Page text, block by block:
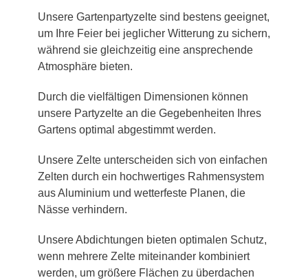
Unsere Gartenpartyzelte sind bestens geeignet,
um Ihre Feier bei jeglicher Witterung zu sichern,
während sie gleichzeitig eine ansprechende
Atmosphäre bieten.
Durch die vielfältigen Dimensionen können
unsere Partyzelte an die Gegebenheiten Ihres
Gartens optimal abgestimmt werden.
Unsere Zelte unterscheiden sich von einfachen
Zelten durch ein hochwertiges Rahmensystem
aus Aluminium und wetterfeste Planen, die
Nässe verhindern.
Unsere Abdichtungen bieten optimalen Schutz,
wenn mehrere Zelte miteinander kombiniert
werden, um größere Flächen zu überdachen